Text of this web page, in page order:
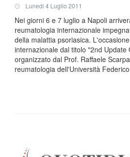
Lunedi 4 Luglio 2011
Nei giorni 6 e 7 luglio a Napoli
reumatologia internazionale
della malattia psoriasica.
internazionale dal titolo "2nd Update
organizzato dal Prof. Raffaele
reumatologia dell'Università